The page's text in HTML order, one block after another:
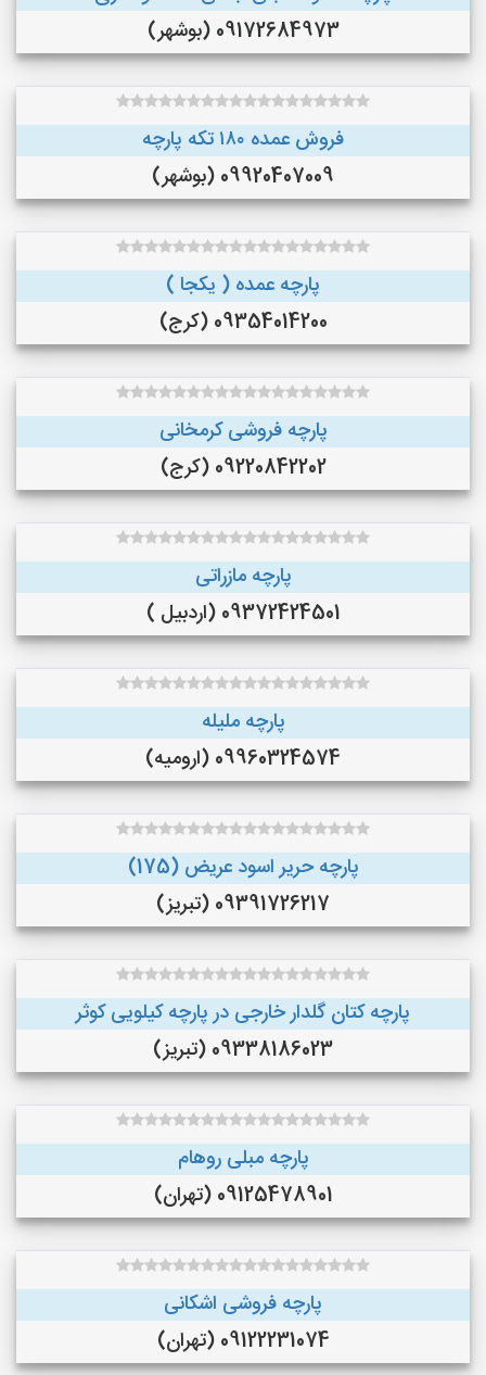
09172684973 (بوشهر)
فروش عمده ۱۸۰ تکه پارچه
09920407009 (بوشهر)
پارچه عمده ( یکجا )
09354014200 (کرج)
پارچه فروشی کرمخانی
09220842202 (کرج)
پارچه مازراتی
09372424501 (اردبیل )
پارچه ملیله
09960324574 (ارومیه)
پارچه حریر اسود عریض (175)
09391726217 (تبریز)
پارچه کتان گلدار خارجی در پارچه کیلویی کوثر
09338186023 (تبریز)
پارچه مبلی روهام
09125478901 (تهران)
پارچه فروشی اشکانی
09122231074 (تهران)